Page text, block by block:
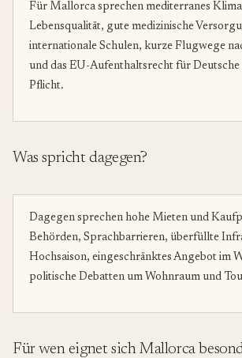
Für Mallorca sprechen mediterranes
Lebensqualität, gute medizinische
internationale Schulen, kurze Flugwege
und das EU-Aufenthaltsrecht für Deutsche
Pflicht.
Was spricht dagegen?
Dagegen sprechen hohe Mieten und
Behörden, Sprachbarrieren, überfüllte
Hochsaison, eingeschränktes Angebot im
politische Debatten um Wohnraum und
Für wen eignet sich Mallorca